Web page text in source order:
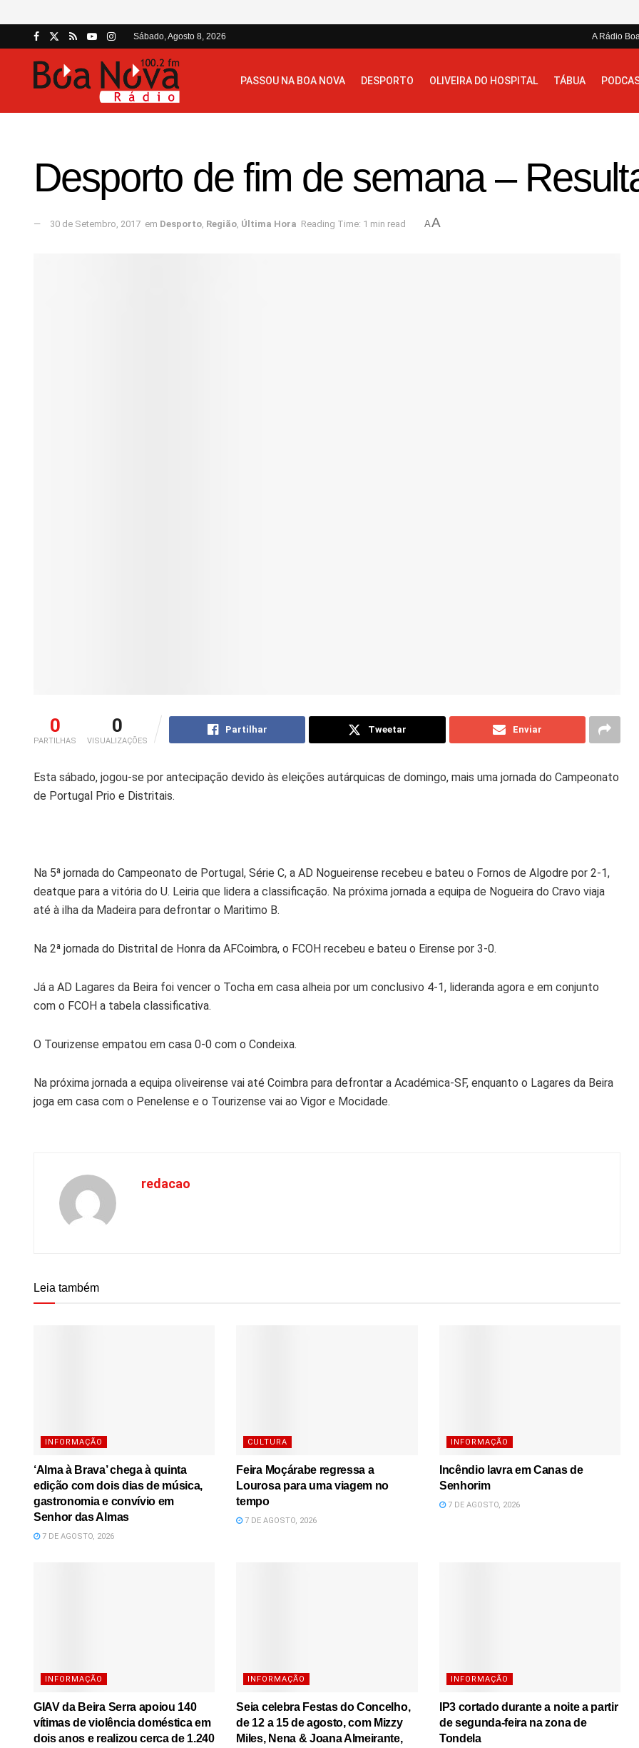
Sábado, Agosto 8, 2026 A Rádio
PASSOU NA BOA NOVA DESPORTO OLIVEIRA DO HOSPITAL TÁBUA
Desporto de fim de semana –
30 de Setembro, 2017 em Desporto, Região, Última Hora Reading Time: 1 min read AA
0
PARTILHAS
0
VISUALIZAÇÕES
Partilhar Tweetar Enviar
Esta sábado, jogou-se por antecipação devido às eleições autárquicas de domingo, mais uma jornada do Campeonato
de Portugal Prio e Distritais.
Na 5ª jornada do Campeonato de Portugal, Série C, a AD Nogueirense recebeu e bateu o Fornos de Algodre por 2-1,
deatque para a vitória do U. Leiria que lidera a classificação. Na próxima jornada a equipa de Nogueira do Cravo viaja
até à ilha da Madeira para defrontar o Maritimo B.
Na 2ª jornada do Distrital de Honra da AFCoimbra, o FCOH recebeu e bateu o Eirense por 3-0.
Já a AD Lagares da Beira foi vencer o Tocha em casa alheia por um conclusivo 4-1, lideranda agora e em conjunto
com o FCOH a tabela classificativa.
O Tourizense empatou em casa 0-0 com o Condeixa.
Na próxima jornada a equipa oliveirense vai até Coimbra para defrontar a Académica-SF, enquanto o Lagares da Beira
joga em casa com o Penelense e o Tourizense vai ao Vigor e Mocidade.
redacao
Leia também
INFORMAÇÃO
‘Alma à Brava’ chega à quinta
edição com dois dias de música,
gastronomia e convívio em
Senhor das Almas
7 DE AGOSTO, 2026
CULTURA
Feira Moçárabe regressa a
Lourosa para uma viagem no
tempo
7 DE AGOSTO, 2026
INFORMAÇÃO
Incêndio lavra em Canas de
Senhorim
7 DE AGOSTO, 2026
INFORMAÇÃO
GIAV da Beira Serra apoiou 140
vítimas de violência doméstica em
dois anos e realizou cerca de 1.240
INFORMAÇÃO
Seia celebra Festas do Concelho,
de 12 a 15 de agosto, com Mizzy
Miles, Nena & Joana Almeirante,
INFORMAÇÃO
IP3 cortado durante a noite a partir
de segunda-feira na zona de
Tondela